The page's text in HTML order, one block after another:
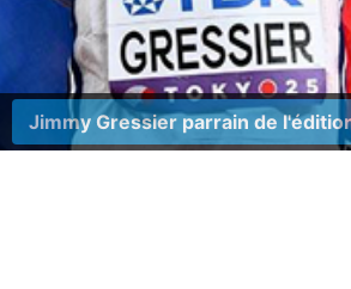
Prochaine édition le 23
Hommes et Femmes pour